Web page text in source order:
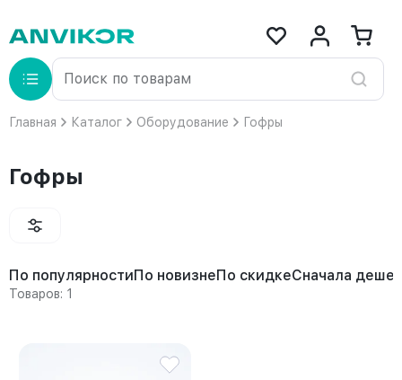
Главная Каталог Оборудование Гофры
Гофры
По популярностиПо новизнеПо скидкеСначала
Товаров: 1